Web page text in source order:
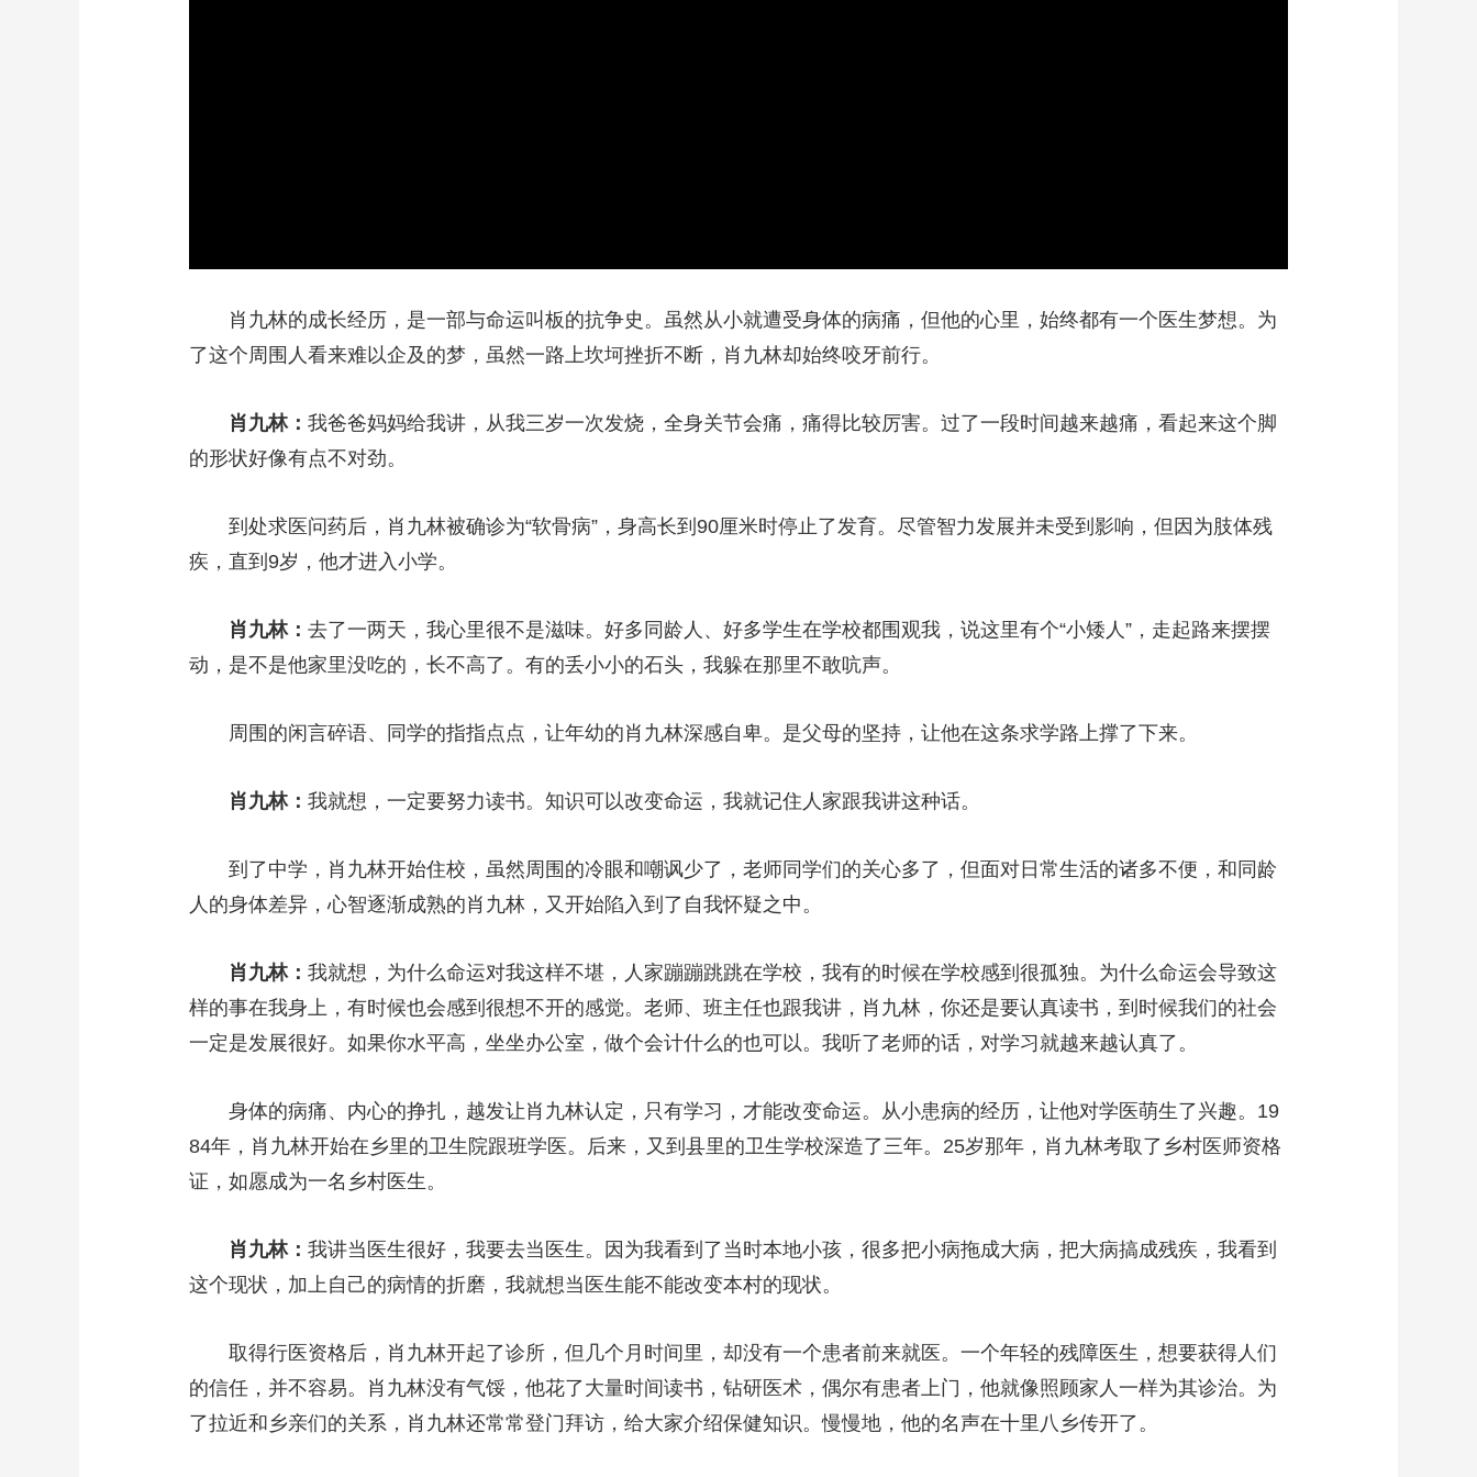
肖九林的成长经历，是一部与命运叫板的抗争史。虽然从小就遭受身体的病痛，但他的心里，始终都有一个医生梦想。为
了这个周围人看来难以企及的梦，虽然一路上坎坷挫折不断，肖九林却始终咬牙前行。
肖九林： 我爸爸妈妈给我讲，从我三岁一次发烧，全身关节会痛，痛得比较厉害。过了一段时间越来越痛，看起来这个脚
的形状好像有点不对劲。
到处求医问药后，肖九林被确诊为“软骨病”，身高长到90厘米时停止了发育。尽管智力发展并未受到影响，但因为肢体残
疾，直到9岁，他才进入小学。
肖九林： 去了一两天，我心里很不是滋味。好多同龄人、好多学生在学校都围观我，说这里有个“小矮人”，走起路来摆摆
动，是不是他家里没吃的，长不高了。有的丢小小的石头，我躲在那里不敢吭声。
周围的闲言碎语、同学的指指点点，让年幼的肖九林深感自卑。是父母的坚持，让他在这条求学路上撑了下来。
肖九林： 我就想，一定要努力读书。知识可以改变命运，我就记住人家跟我讲这种话。
到了中学，肖九林开始住校，虽然周围的冷眼和嘲讽少了，老师同学们的关心多了，但面对日常生活的诸多不便，和同龄
人的身体差异，心智逐渐成熟的肖九林，又开始陷入到了自我怀疑之中。
肖九林： 我就想，为什么命运对我这样不堪，人家蹦蹦跳跳在学校，我有的时候在学校感到很孤独。为什么命运会导致这
样的事在我身上，有时候也会感到很想不开的感觉。老师、班主任也跟我讲，肖九林，你还是要认真读书，到时候我们的社会
一定是发展很好。如果你水平高，坐坐办公室，做个会计什么的也可以。我听了老师的话，对学习就越来越认真了。
身体的病痛、内心的挣扎，越发让肖九林认定，只有学习，才能改变命运。从小患病的经历，让他对学医萌生了兴趣。19
84年，肖九林开始在乡里的卫生院跟班学医。后来，又到县里的卫生学校深造了三年。25岁那年，肖九林考取了乡村医师资格
证，如愿成为一名乡村医生。
肖九林： 我讲当医生很好，我要去当医生。因为我看到了当时本地小孩，很多把小病拖成大病，把大病搞成残疾，我看到
这个现状，加上自己的病情的折磨，我就想当医生能不能改变本村的现状。
取得行医资格后，肖九林开起了诊所，但几个月时间里，却没有一个患者前来就医。一个年轻的残障医生，想要获得人们
的信任，并不容易。肖九林没有气馁，他花了大量时间读书，钻研医术，偶尔有患者上门，他就像照顾家人一样为其诊治。为
了拉近和乡亲们的关系，肖九林还常常登门拜访，给大家介绍保健知识。慢慢地，他的名声在十里八乡传开了。